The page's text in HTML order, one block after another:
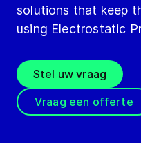
solutions that keep
using Electrostatic
Stel uw vraag
Vraag een offerte